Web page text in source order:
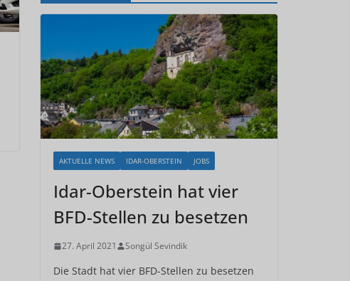
AKTUELLE NEWS IDAR-OBERSTEIN JOBS
Idar-Oberstein hat vier
BFD-Stellen zu besetzen
27. April 2021 Songül Sevindik
Die Stadt hat vier BFD-Stellen zu besetzen